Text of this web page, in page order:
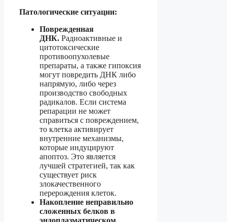
Патологические ситуации:
Поврежденная
ДНК. Радиоактивные и
цитотоксические
противоопухолевые
препараты, а также гипоксия
могут повредить ДНК либо
напрямую, либо через
производство свободных
радикалов. Если система
репарации не может
справиться с повреждением,
то клетка активирует
внутренние механизмы,
которые индуцируют
апоптоз. Это является
лучшей стратегией, так как
существует риск
злокачественного
перерождения клеток.
Накопление неправильно
сложенных белков в